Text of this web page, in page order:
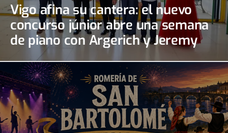
Vigo afina su cantera: el nuevo
concurso júnior abre una semana
de piano con Argerich y Jeremy
Irons